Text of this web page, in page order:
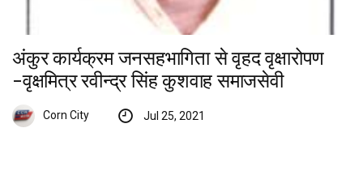
अंकुर कार्यक्रम जनसहभागिता से वृहद वृक्षारोपण
-वृक्षमित्र रवीन्द्र सिंह कुशवाह समाजसेवी
Corn City Jul 25, 2021